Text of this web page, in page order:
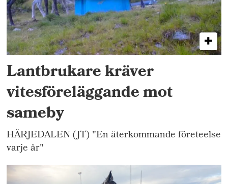
Lantbrukare kräver
vitesföreläggande mot
sameby
HÄRJEDALEN (JT) "En återkommande företeelse
varje år"